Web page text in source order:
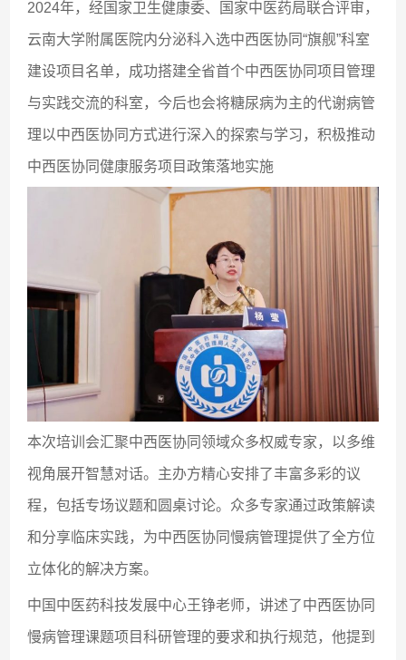
2024年，经国家卫生健康委、国家中医药局联合评审，
云南大学附属医院内分泌科入选中西医协同“旗舰”科室
建设项目名单，成功搭建全省首个中西医协同项目管理
与实践交流的科室，今后也会将糖尿病为主的代谢病管
理以中西医协同方式进行深入的探索与学习，积极推动
中西医协同健康服务项目政策落地实施
本次培训会汇聚中西医协同领域众多权威专家，以多维
视角展开智慧对话。主办方精心安排了丰富多彩的议
程，包括专场议题和圆桌讨论。众多专家通过政策解读
和分享临床实践，为中西医协同慢病管理提供了全方位
立体化的解决方案。
中国中医药科技发展中心王铮老师，讲述了中西医协同
慢病管理课题项目科研管理的要求和执行规范，他提到